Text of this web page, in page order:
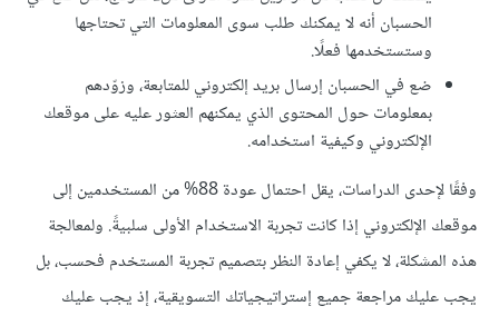
الحسبان أنه لا يمكنك طلب سوى المعلومات التي تحتاجها
وستستخدمها فعلًا.
ضع في الحسبان إرسال بريد إلكتروني للمتابعة، وزوّدهم
بمعلومات حول المحتوى الذي يمكنهم العثور عليه على موقعك
الإلكتروني وكيفية استخدامه.
وفقًا لإحدى الدراسات، يقل احتمال عودة 88% من المستخدمين إلى
موقعك الإلكتروني إذا كانت تجربة الاستخدام الأولى سلبيةً. ولمعالجة
هذه المشكلة، لا يكفي إعادة النظر بتصميم تجربة المستخدم فحسب، بل
يجب عليك مراجعة جميع إستراتيجياتك التسويقية، إذ يجب عليك